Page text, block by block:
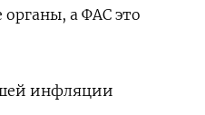
а ФАС это
инфляции